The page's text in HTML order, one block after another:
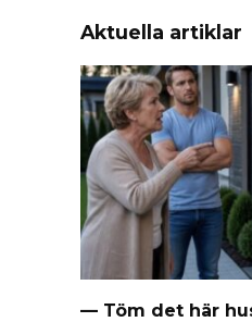
Aktuella artiklar
— Töm det här